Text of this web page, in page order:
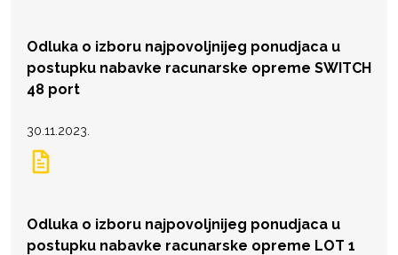
Odluka o izboru najpovoljnijeg ponudjaca u
postupku nabavke racunarske opreme SWITCH
48 port
30.11.2023.
Odluka o izboru najpovoljnijeg ponudjaca u
postupku nabavke racunarske opreme LOT 1